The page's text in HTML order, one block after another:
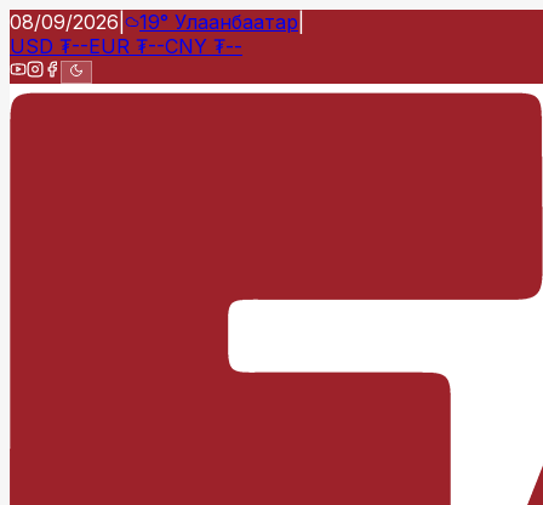
08/09/2026 19° Улаанбаатар
USD ₮--EUR ₮--CNY ₮--